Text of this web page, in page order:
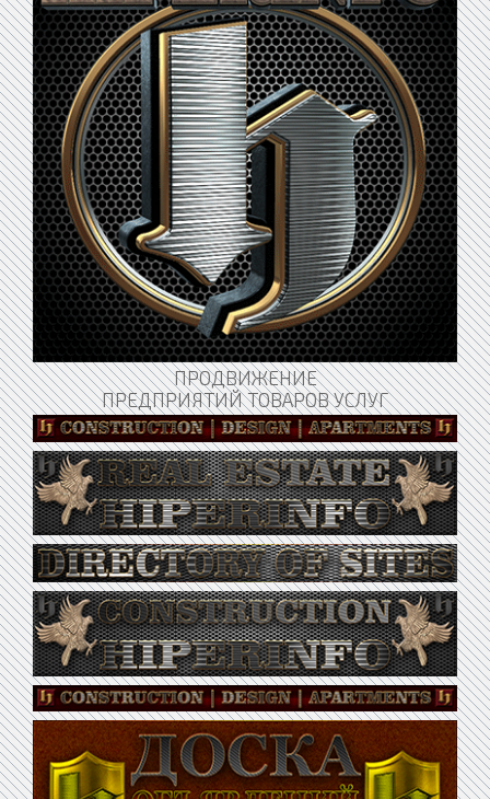
ПРОДВИЖЕНИЕ
ПРЕДПРИЯТИЙ ТОВАРОВ УСЛУГ